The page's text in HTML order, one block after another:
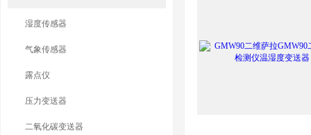
湿度传感器
气象传感器
露点仪
压力变送器
二氧化碳变送器